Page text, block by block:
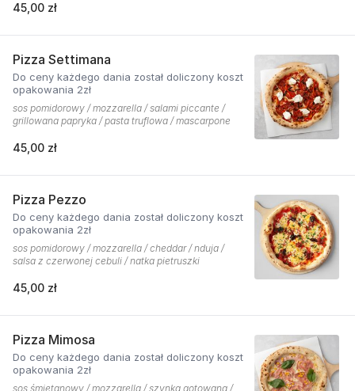
45,00 zł
Pizza Settimana
Do ceny każdego dania został doliczony koszt
opakowania 2zł
sos pomidorowy / mozzarella / salami piccante /
grillowana papryka / pasta truflowa / mascarpone
45,00 zł
Pizza Pezzo
Do ceny każdego dania został doliczony koszt
opakowania 2zł
sos pomidorowy / mozzarella / cheddar / nduja /
salsa z czerwonej cebuli / natka pietruszki
45,00 zł
Pizza Mimosa
Do ceny każdego dania został doliczony koszt
opakowania 2zł
sos śmietanowy / mozzarella / szynka gotowana /